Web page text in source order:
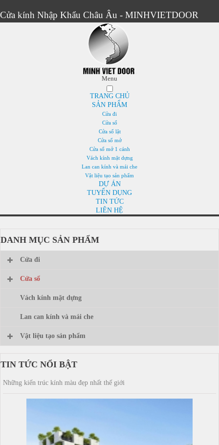
Cửa kính Nhập Khẩu Châu Âu - MINHVIETDOOR
Menu
TRANG CHỦ
SẢN PHẨM
Cửa đi
Cửa sổ
Cửa sổ lật
Cửa sổ mở
Cửa sổ mở 1 cánh
Vách kính mặt dựng
Lan can kính và mái che
Vật liệu tạo sản phẩm
DỰ ÁN
TUYỂN DỤNG
TIN TỨC
LIÊN HỆ
DANH MỤC SẢN PHẨM
Cửa đi
Cửa sổ
Vách kính mặt dựng
Lan can kính và mái che
Vật liệu tạo sản phẩm
TIN TỨC NỔI BẬT
Những kiến trúc kính màu đẹp nhất thế giới